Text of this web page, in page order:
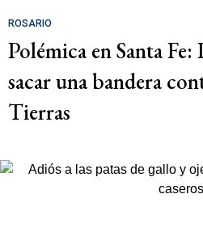
ROSARIO
Polémica en Santa
sacar una bandera
Tierras